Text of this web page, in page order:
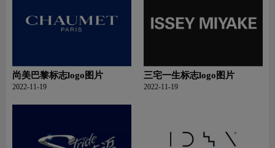
尚美巴黎标志logo图片
2022-11-19
三宅一生标志logo图片
2022-11-19